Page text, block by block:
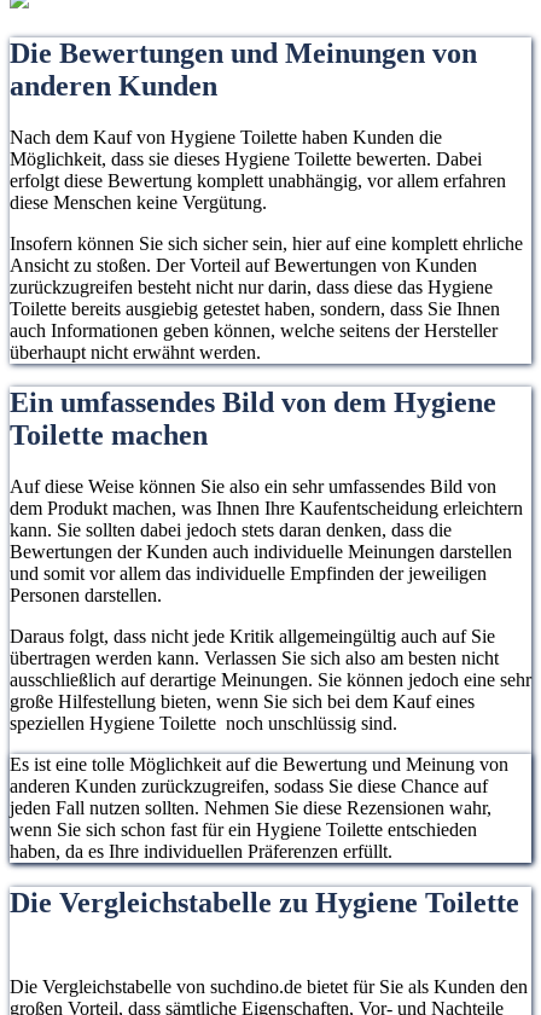
Die Bewertungen und Meinungen von
anderen Kunden
Nach dem Kauf von Hygiene Toilette haben Kunden die
Möglichkeit, dass sie dieses Hygiene Toilette bewerten. Dabei
erfolgt diese Bewertung komplett unabhängig, vor allem erfahren
diese Menschen keine Vergütung.
Insofern können Sie sich sicher sein, hier auf eine komplett ehrliche
Ansicht zu stoßen. Der Vorteil auf Bewertungen von Kunden
zurückzugreifen besteht nicht nur darin, dass diese das Hygiene
Toilette bereits ausgiebig getestet haben, sondern, dass Sie Ihnen
auch Informationen geben können, welche seitens der Hersteller
überhaupt nicht erwähnt werden.
Ein umfassendes Bild von dem Hygiene
Toilette machen
Auf diese Weise können Sie also ein sehr umfassendes Bild von
dem Produkt machen, was Ihnen Ihre Kaufentscheidung erleichtern
kann. Sie sollten dabei jedoch stets daran denken, dass die
Bewertungen der Kunden auch individuelle Meinungen darstellen
und somit vor allem das individuelle Empfinden der jeweiligen
Personen darstellen.
Daraus folgt, dass nicht jede Kritik allgemeingültig auch auf Sie
übertragen werden kann. Verlassen Sie sich also am besten nicht
ausschließlich auf derartige Meinungen. Sie können jedoch eine sehr
große Hilfestellung bieten, wenn Sie sich bei dem Kauf eines
speziellen Hygiene Toilette noch unschlüssig sind.
Es ist eine tolle Möglichkeit auf die Bewertung und Meinung von
anderen Kunden zurückzugreifen, sodass Sie diese Chance auf
jeden Fall nutzen sollten. Nehmen Sie diese Rezensionen wahr,
wenn Sie sich schon fast für ein Hygiene Toilette entschieden
haben, da es Ihre individuellen Präferenzen erfüllt.
Die Vergleichstabelle zu Hygiene Toilette
Die Vergleichstabelle von suchdino.de bietet für Sie als Kunden den
großen Vorteil, dass sämtliche Eigenschaften, Vor- und Nachteile